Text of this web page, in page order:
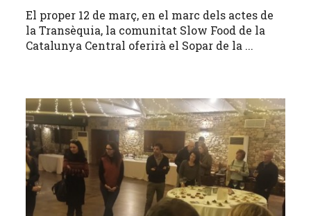
El proper 12 de març, en el marc dels actes de
la Transèquia, la comunitat Slow Food de la
Catalunya Central oferirà el Sopar de la ...